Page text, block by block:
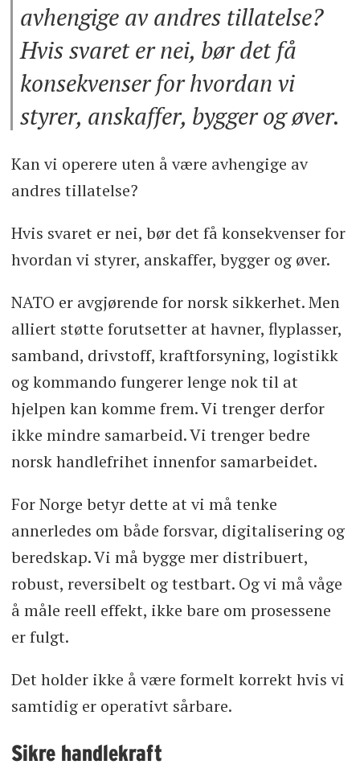
avhengige av andres tillatelse?
Hvis svaret er nei, bør det få
konsekvenser for hvordan vi
styrer, anskaffer, bygger og øver.
Kan vi operere uten å være avhengige av
andres tillatelse?
Hvis svaret er nei, bør det få konsekvenser for
hvordan vi styrer, anskaffer, bygger og øver.
NATO er avgjørende for norsk sikkerhet. Men
alliert støtte forutsetter at havner, flyplasser,
samband, drivstoff, kraftforsyning, logistikk
og kommando fungerer lenge nok til at
hjelpen kan komme frem. Vi trenger derfor
ikke mindre samarbeid. Vi trenger bedre
norsk handlefrihet innenfor samarbeidet.
For Norge betyr dette at vi må tenke
annerledes om både forsvar, digitalisering og
beredskap. Vi må bygge mer distribuert,
robust, reversibelt og testbart. Og vi må våge
å måle reell effekt, ikke bare om prosessene
er fulgt.
Det holder ikke å være formelt korrekt hvis vi
samtidig er operativt sårbare.
Sikre handlekraft